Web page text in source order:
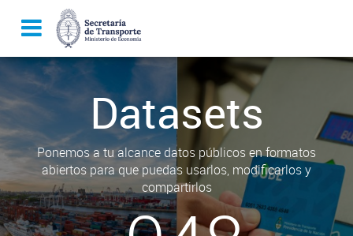
Datasets
Ponemos a tu alcance datos públicos en formatos
abiertos para que puedas usarlos, modificarlos y
compartirlos